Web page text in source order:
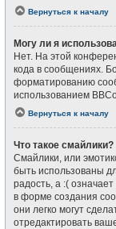
Вернуться к началу
Могу ли я
Нет. На этой
кода в сообщениях.
форматированию
использованием
Вернуться к началу
Что такое смайлики?
Смайлики, или
быть использованы
радость, а :(
в форме создания
они легко могут
отредактировать